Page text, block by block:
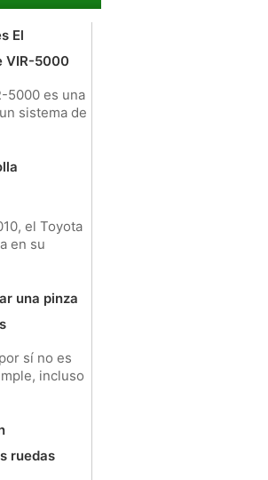
El
VIR-5000
5000 es una
sistema de
el Toyota
en su
una pinza
sí no es
incluso
ruedas